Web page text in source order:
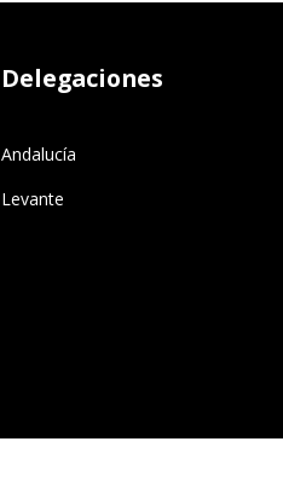
Delegaciones
Andalucía
Levante